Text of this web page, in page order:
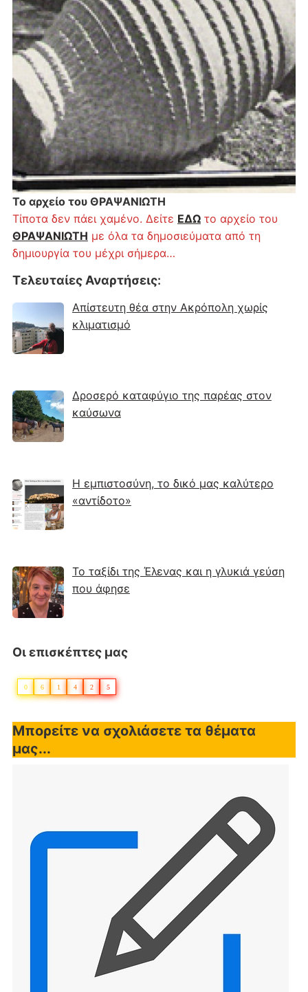
Το αρχείο του ΘΡΑΨΑΝΙΩΤΗ
Τίποτα δεν πάει χαμένο. Δείτε ΕΔΩτο αρχείο του
ΘΡΑΨΑΝΙΩΤΗ με όλα τα δημοσιεύματα από τη
δημιουργία του μέχρι σήμερα…
Τελευταίες Αναρτήσεις:
Απίστευτη θέα στην Ακρόπολη χωρίς
κλιματισμό
Δροσερό καταφύγιο της παρέας στον
καύσωνα
Η εμπιστοσύνη, το δικό μας καλύτερο
«αντίδοτο»
Το ταξίδι της Έλενας και η γλυκιά γεύση
που άφησε
Οι επισκέπτες μας
0 6 1 4 2 5
Μπορείτε να σχολιάσετε τα θέματα
μας...